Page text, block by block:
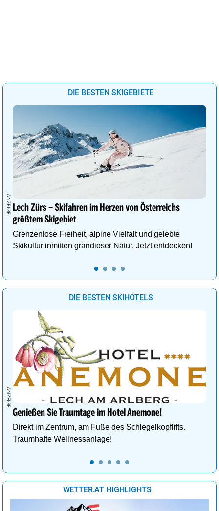
DIE BESTEN SKIGEBIETE
Lech Zürs – Skifahren im Herzen von Österreichs
größtem Skigebiet
Grenzenlose Freiheit, alpine Vielfalt und gelebte
Skikultur inmitten grandioser Natur. Jetzt entdecken!
DIE BESTEN SKIHOTELS
Genießen Sie Traumtage im Hotel Anemone!
Direkt im Zentrum, am Fuße des Schlegelkopflifts.
Traumhafte Wellnessanlage!
WETTER.AT HIGHLIGHTS